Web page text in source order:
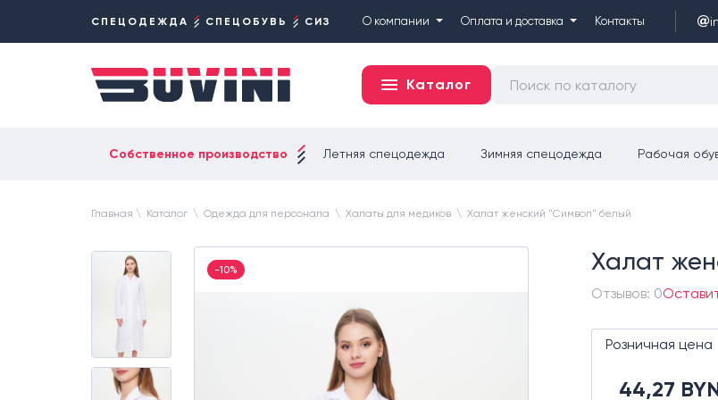
СПЕЦОДЕЖДА СПЕЦОБУВЬ СИЗ О компании Оплата и доставка Контакты
Каталог
Собственное производство Летняя спецодежда Зимняя спецодежда Рабочая
Главная \ Каталог \ Одежда для персонала \ Халаты для медиков \ Халат женский "Символ" белый
-10% Халат
Отзывов: 0
Розничная цена
44,27